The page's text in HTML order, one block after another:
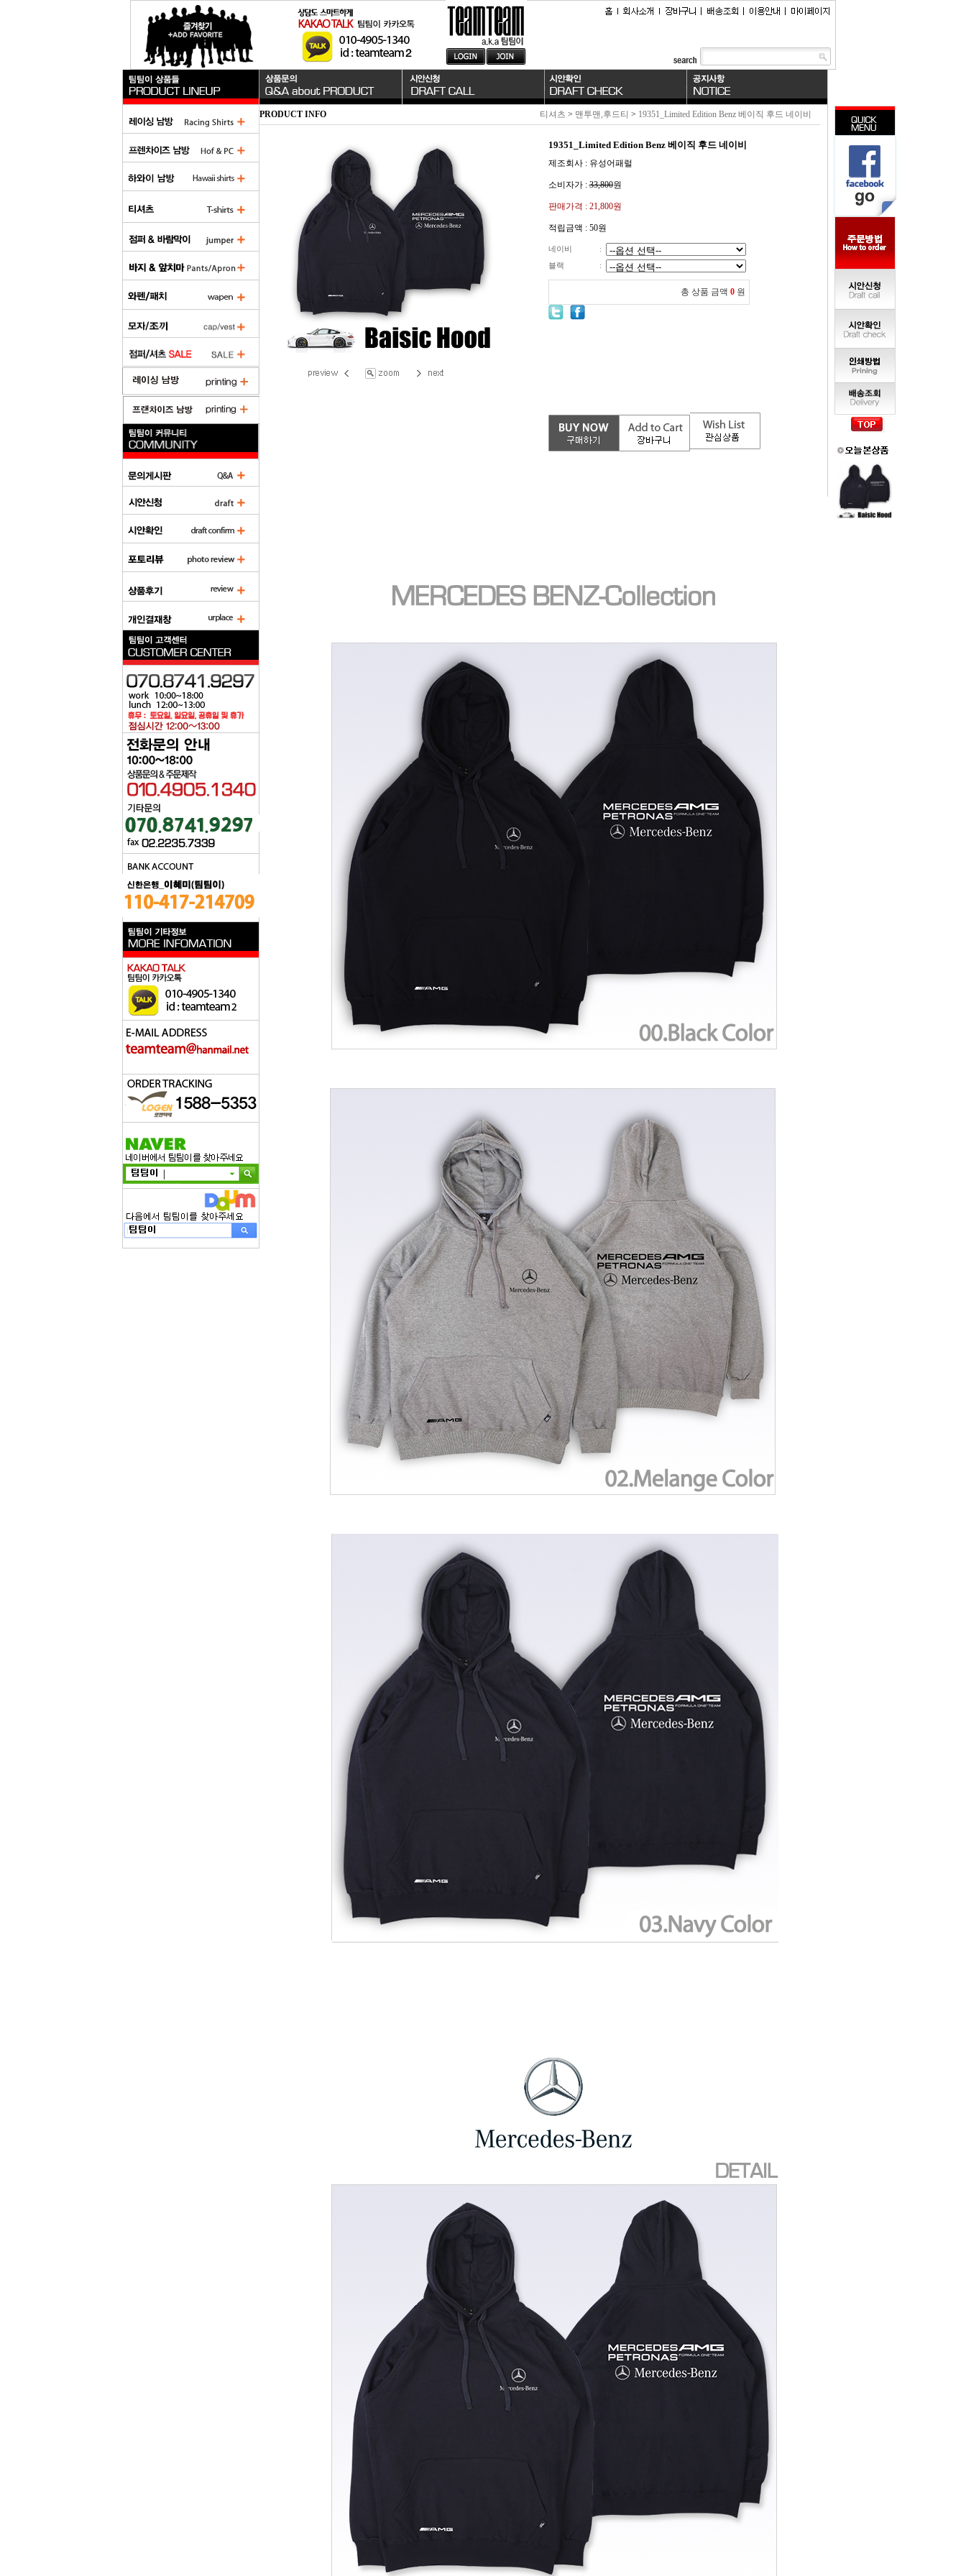
PRODUCT INFO 티셔츠 > 맨투맨,후드티 > 19351_Limited Edition Benz 베이직 후드 네이비
19351_Limited Edition Benz 베이직 후드 네이비
제조회사 : 유성어패럴
소비자가 :33,800원
판매가격 : 21,800원
적립금액 : 50원
네이비
:
블랙
:
총 상품 금액 0 원